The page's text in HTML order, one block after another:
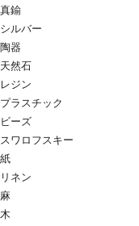
真鍮
シルバー
陶器
天然石
レジン
プラスチック
ビーズ
スワロフスキー
紙
リネン
麻
木